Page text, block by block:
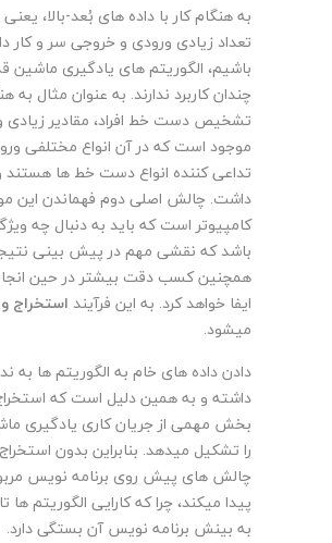
به هنگام کار با داده های بُعد-بالا،
تعداد زیادی ورودی و خروجی سر و کار
باشیم، الگوریتم های یادگیری ماشین
چندان کاربرد ندارند. به عنوان مثال به
تشخیص دست خط افراد، مقادیر زیادی
تداعی کننده انواع دست خط ها هستند
داشت. چالش اصلی دوم فهماندن این
کامپیوتر است که باید به دنبال چه
باشد که نقشی مهم در پیش بینی
همچنین کسب دقت بیشتر در حین
ایفا خواهد کرد. به این فرآیند استخراج
میشود.
دادن داده های خام به الگوریتم ها به
داشته و به همین دلیل است که
بخش مهمی از جریان کاری یادگیری
را تشکیل میدهد. بنابراین بدون
چالش های پیش روی برنامه نویس
پیدا میکند، چرا که کارایی الگوریتم ها
به بینش برنامه نویس آن بستگی دارد. ­